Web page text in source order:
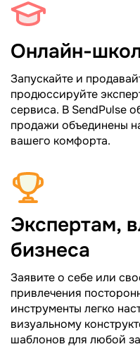
Онлайн-
Запускайте и
продюссируйте
сервиса. В SendPulse
продажи объединены
вашего комфорта.
Экспертам,
бизнеса
Заявите о себе или
привлечения
инструменты легко
визуальному
шаблонов для любой